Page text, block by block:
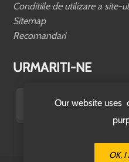
Our website uses
OK, I
Conditiile de utilizare a site-
Sitemap
Recomandari
URMARITI-NE